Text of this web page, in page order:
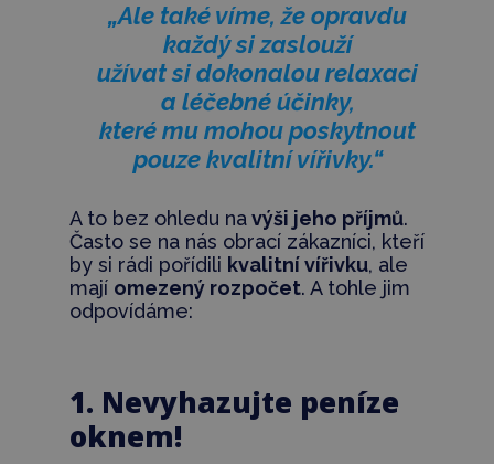
„Ale také víme, že opravdu
každý si zaslouží
užívat si dokonalou relaxaci
a léčebné účinky,
které mu mohou poskytnout
pouze kvalitní vířivky.“
A to bez ohledu navýši jeho příjmů.
Často se na nás obrací zákazníci, kteří
by si rádi pořídili kvalitní vířivku, ale
mají omezený rozpočet. A tohle jim
odpovídáme:
1. Nevyhazujte peníze
oknem!